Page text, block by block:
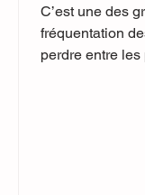
C’est une des
fréquentation
perdre entre les